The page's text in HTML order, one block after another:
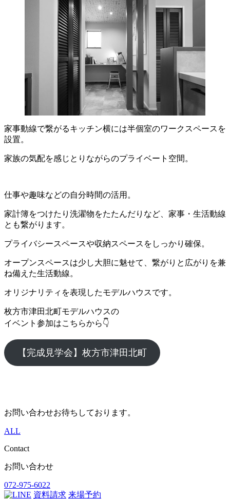
家事動線で繋がるキッチン横には半個室のワークスペースを
設置。
家族の気配を感じとりながらのプライベート空間。
仕事や趣味などの自分時間の活用。
家計簿をつけたり洗濯物をたたんだりなど、家事・生活動線
とも繋がります。
プライバシースペースや収納スペースをしっかり確保。
オープンスペースは少し大胆に魅せて、繋がりと広がりを兼
ね備えた生活動線。
オリジナリティを表現したモデルハウスです。
枚方市津田北町モデルハウスの
イベント参加はこちらから👇
【完成見学会】枚方市津田北町
お問い合わせお待ちしております。
ALL
Contact
お問い合わせ
072-975-6022
資料請求 来場予約